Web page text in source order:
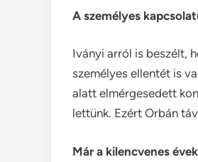
A személyes
Iványi arról is beszélt,
személyes ellentét is
alatt elmérgesedett
lettünk. Ezért Orbán
Már a kilencvenes